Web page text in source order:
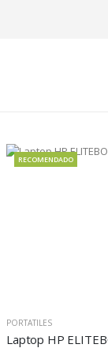
RECOMENDADO
PORTATILES